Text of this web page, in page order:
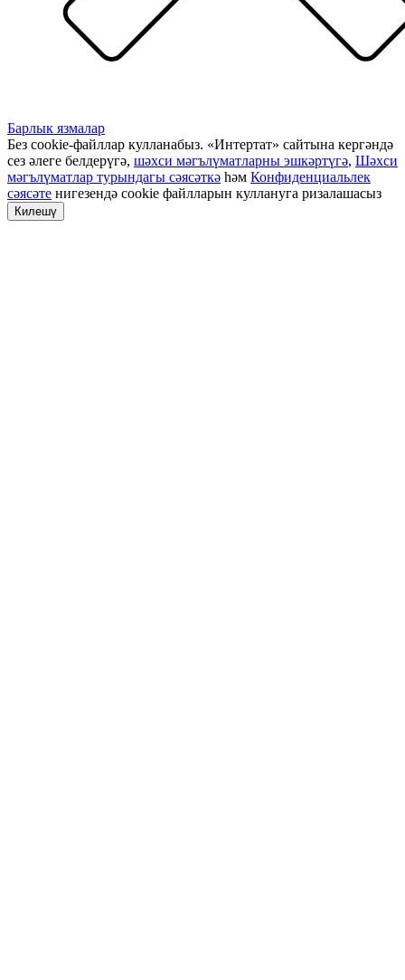
Барлык язмалар
Без cookie-файллар кулланабыз. «Интертат» сайтына кергәндә
сез әлеге белдерүгә, шәхси мәгълүматларны эшкәртүгә, Шәхси
мәгълүматлар турындагы сәясәткә һәм Конфиденциальлек
сәясәте нигезендә cookie файлларын куллануга ризалашасыз
Килешү